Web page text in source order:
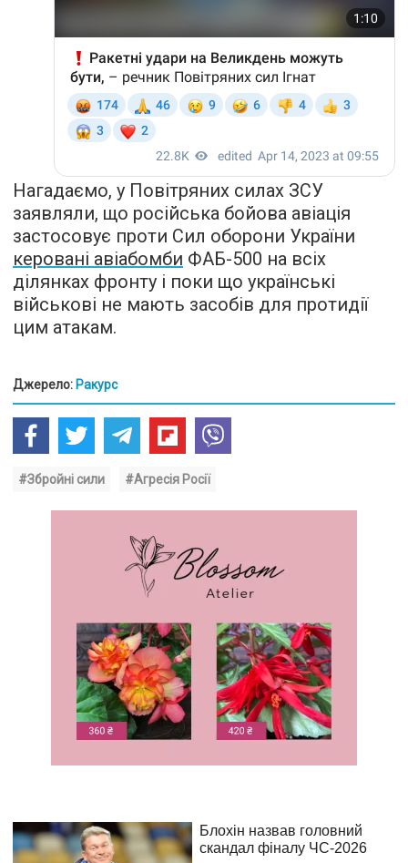
Нагадаємо, у Повітряних силах ЗСУ
заявляли, що російська бойова авіація
застосовує проти Сил оборони України
керовані авіабомби ФАБ-500 на всіх
ділянках фронту і поки що українські
військові не мають засобів для протидії
цим атакам.
Джерело: Ракурс
#Збройні сили #Агресія Росії